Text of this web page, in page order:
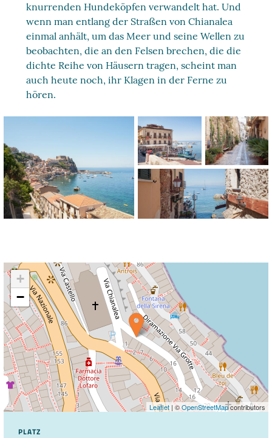
knurrenden Hundeköpfen verwandelt hat. Und
wenn man entlang der Straßen von Chianalea
einmal anhält, um das Meer und seine Wellen zu
beobachten, die an den Felsen brechen, die die
dichte Reihe von Häusern tragen, scheint man
auch heute noch, ihr Klagen in der Ferne zu
hören.
+
−
Leaflet | ©OpenStreetMapcontributors
PLATZ